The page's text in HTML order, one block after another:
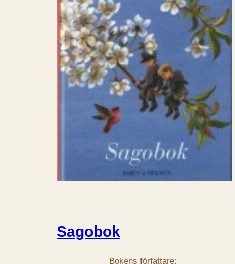
Sagobok
Bokens författare: